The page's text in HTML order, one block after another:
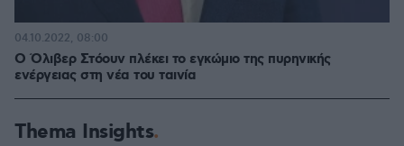
Ο Όλιβερ Στόουν πλέκει το εγκώμιο της πυρηνικής
ενέργειας στη νέα του ταινία
04.10.2022, 08:00
Thema Insights